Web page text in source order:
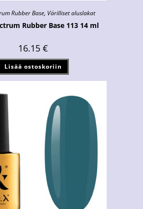
Rubber Base, Värilliset aluslakat
Rubber Base 113 14 ml
16.15 €
Lisää ostoskoriin